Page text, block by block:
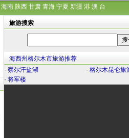
海南 陕西 甘肃 青海 宁夏 新疆 港 澳 台
旅游搜索
海西州格尔木市旅游推荐
· 察尔汗盐湖 · 格尔木昆仑旅
· 将军楼